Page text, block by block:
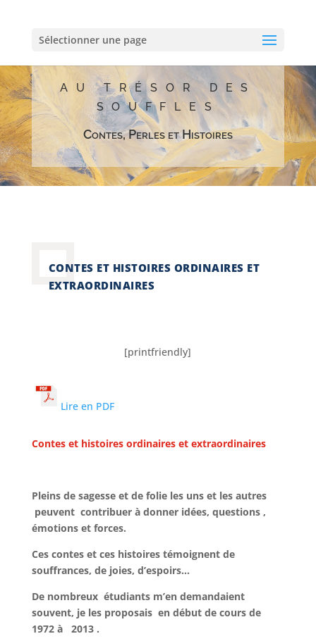
Sélectionner une page
AU TRÉSOR DES
SOUFFLES
Contes, Perles et Histoires
CONTES ET HISTOIRES ORDINAIRES ET
EXTRAORDINAIRES
[printfriendly]
Lire en PDF
Contes et histoires ordinaires et extraordinaires
Pleins de sagesse et de folie les uns et les autres
peuvent contribuer à donner idées, questions ,
émotions et forces.
Ces contes et ces histoires témoignent de
souffrances, de joies, d’espoirs…
De nombreux étudiants m’en demandaient
souvent, je les proposais en début de cours de
1972 à 2013 .